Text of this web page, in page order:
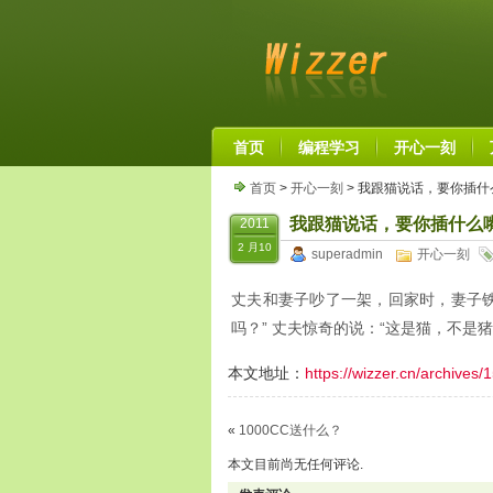
首页 编程学习 开心一刻
首页 > 开心一刻 > 我跟猫说话，要你插什
2011
2 月10
我跟猫说话，要你插什么
superadmin 开心一刻
丈夫和妻子吵了一架，回家时，妻子
吗？” 丈夫惊奇的说：“这是猫，不是
本文地址： https://wizzer.cn/archives/
« 1000CC送什么？
本文目前尚无任何评论.